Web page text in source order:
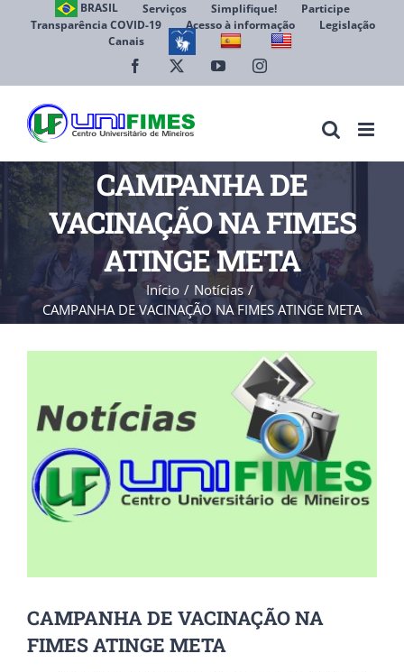
BRASIL Serviços Simplifique!
Participe
Transparência COVID-19
Acesso à informação
Legislação
Canais
Facebook YouTubeInstagram
CAMPANHA DE
VACINAÇÃO NA FIMES
ATINGE META
Início
Notícias
CAMPANHA DE VACINAÇÃO NA FIMES ATINGE META
CAMPANHA DE VACINAÇÃO NA
FIMES ATINGE META